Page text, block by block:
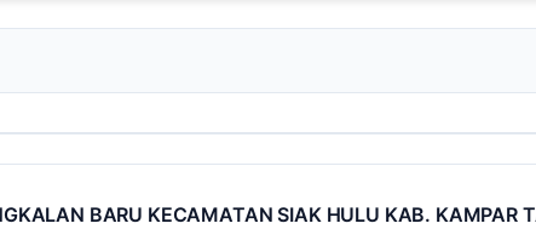
BARU KECAMATAN SIAK HULU KAB. KAMPAR